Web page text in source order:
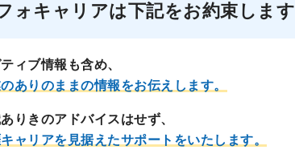
ォキャリアは下記をお約束します
ィブ情報も含め、
ありのままの情報をお伝えします。
りきのアドバイスはせず、
ャリアを見据えたサポートをいたします。